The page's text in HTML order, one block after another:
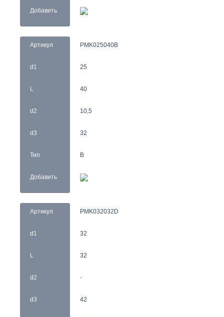
Добавить
Артикул
d1
L
d2
d3
Тип
Добавить
PMK025040B
25
40
10,5
32
B
Артикул
d1
L
d2
d3
PMK032032D
32
32
-
42